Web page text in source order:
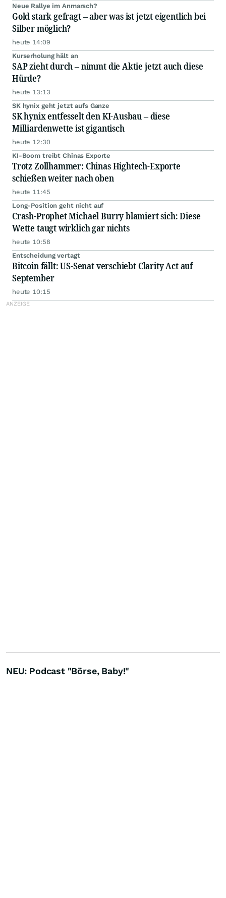
Neue Rallye im Anmarsch?
Gold stark gefragt – aber was ist jetzt eigentlich bei
Silber möglich?
heute 14:09
Kurserholung hält an
SAP zieht durch – nimmt die Aktie jetzt auch diese
Hürde?
heute 13:13
SK hynix geht jetzt aufs Ganze
SK hynix entfesselt den KI-Ausbau – diese
Milliardenwette ist gigantisch
heute 12:30
KI-Boom treibt Chinas Exporte
Trotz Zollhammer: Chinas Hightech-Exporte
schießen weiter nach oben
heute 11:45
Long-Position geht nicht auf
Crash-Prophet Michael Burry blamiert sich: Diese
Wette taugt wirklich gar nichts
heute 10:58
Entscheidung vertagt
Bitcoin fällt: US-Senat verschiebt Clarity Act auf
September
heute 10:15
NEU: Podcast "Börse, Baby!"